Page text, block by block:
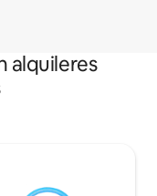
alquileres